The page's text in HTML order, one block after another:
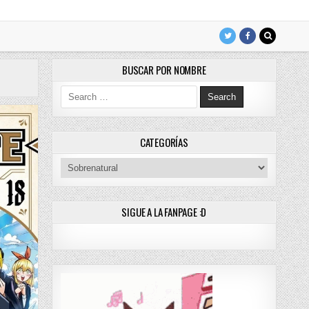
BUSCAR POR NOMBRE
Search for:
CATEGORÍAS
Categorías
SIGUE A LA FANPAGE :D